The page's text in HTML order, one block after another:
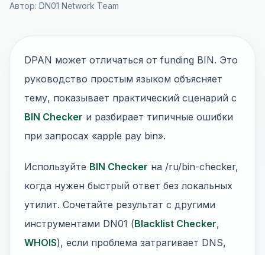
Автор: DN01 Network Team
DPAN может отличаться от funding BIN. Это
руководство простым языком объясняет
тему, показывает практический сценарий с
BIN Checker и разбирает типичные ошибки
при запросах «apple pay bin».
Используйте BIN Checker на /ru/bin-checker,
когда нужен быстрый ответ без локальных
утилит. Сочетайте результат с другими
инструментами DN01 (Blacklist Checker,
WHOIS), если проблема затрагивает DNS,